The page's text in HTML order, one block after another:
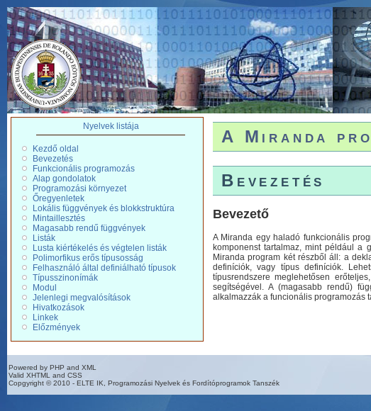
Nyelvek listája
Kezdő oldal
Bevezetés
Funkcionális programozás
Alap gondolatok
Programozási környezet
Őregyenletek
Lokális függvények és blokkstruktúra
Mintaillesztés
Magasabb rendű függvények
Listák
Lusta kiértékelés és végtelen listák
Polimorfikus erős típusosság
Felhasználó által definiálható típusok
Típusszinonímák
Modul
Jelenlegi megvalósítások
Hivatkozások
Linkek
Előzmények
A Miranda
Bevezetés
Bevezető
A Miranda egy haladó funkcionális
komponenst tartalmaz, mint például a
Miranda program két részből áll: a
definíciók, vagy típus definíciók.
típusrendszere meglehetősen
segítségével. A (magasabb rendű)
alkalmazzák a funcionális programozás
Powered by PHP and XML
Valid XHTML and CSS
Copgyright © 2010 - ELTE IK, Programozási Nyelvek és Fordítóprogramok Tanszék